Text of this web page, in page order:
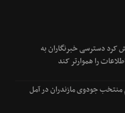
کرد دسترسی خبرنگاران به
را هموارتر کند
منتخب جودوی مازندران در آمل